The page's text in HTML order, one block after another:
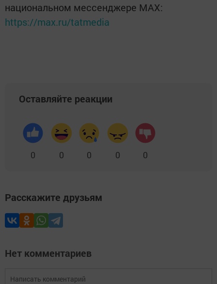
национальном мессенджере MАХ:
https://max.ru/tatmedia
Оставляйте реакции
0 0 0 0 0
Расскажите друзьям
Нет комментариев